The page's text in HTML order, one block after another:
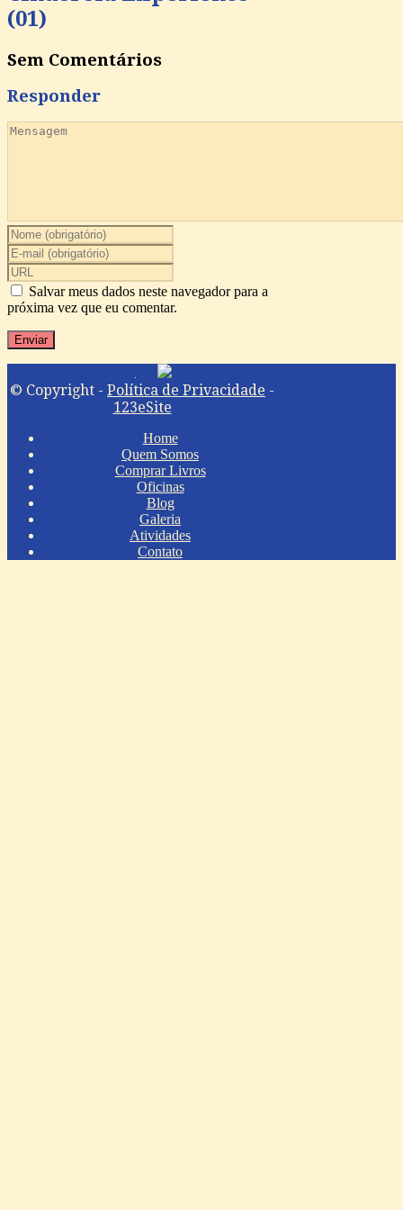
(01)
Sem Comentários
Responder
Salvar meus dados neste navegador para a
próxima vez que eu comentar.
© Copyright - Política de Privacidade -
123eSite
Home
Quem Somos
Comprar Livros
Oficinas
Blog
Galeria
Atividades
Contato